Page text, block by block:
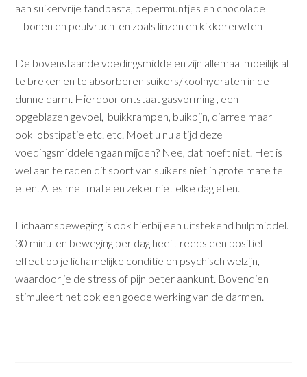
aan suikervrije tandpasta, pepermuntjes en chocolade
– bonen en peulvruchten zoals linzen en kikkererwten
De bovenstaande voedingsmiddelen zijn allemaal moeilijk af
te breken en te absorberen suikers/koolhydraten in de
dunne darm. Hierdoor ontstaat gasvorming , een
opgeblazen gevoel, buikkrampen, buikpijn, diarree maar
ook obstipatie etc. etc. Moet u nu altijd deze
voedingsmiddelen gaan mijden? Nee, dat hoeft niet. Het is
wel aan te raden dit soort van suikers niet in grote mate te
eten. Alles met mate en zeker niet elke dag eten.
Lichaamsbeweging is ook hierbij een uitstekend hulpmiddel.
30 minuten beweging per dag heeft reeds een positief
effect op je lichamelijke conditie en psychisch welzijn,
waardoor je de stress of pijn beter aankunt. Bovendien
stimuleert het ook een goede werking van de darmen.